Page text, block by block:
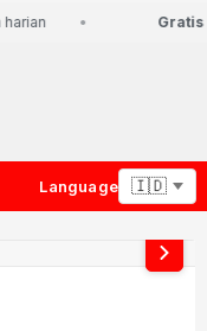
Gratis
Language